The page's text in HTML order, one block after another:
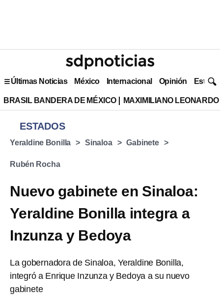
Últimas Noticias México Internacional Opinión Estilo
BRASIL BANDERA DE MÉXICO MAXIMILIANO
ESTADOS
Yeraldine Bonilla Sinaloa Gabinete
Rubén Rocha
Nuevo gabinete en Sinaloa:
Yeraldine Bonilla integra a
Inzunza y Bedoya
La gobernadora de Sinaloa, Yeraldine Bonilla,
integró a Enrique Inzunza y Bedoya a su nuevo
gabinete